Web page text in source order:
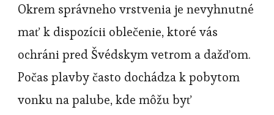
Okrem správneho vrstvenia je nevyhnutné
mať k dispozícii oblečenie, ktoré vás
ochráni pred Švédskym vetrom a dažďom.
Počas plavby často dochádza k pobytom
vonku na palube, kde môžu byť